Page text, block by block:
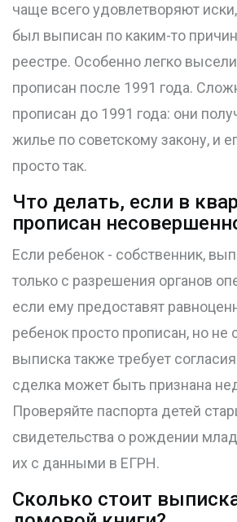
чаще всего удовлетворяют
был выписан по каким-то
реестре. Особенно легко
прописан после 1991 года.
прописан до 1991 года: они
жилье по советскому закону, и
просто так.
Что делать, если в
прописан
Если ребенок - собственник,
только с разрешения органов
если ему предоставят
ребенок просто прописан, но не
выписка также требует
сделка может быть признана
Проверяйте паспорта детей
свидетельства о рождении
их с данными в ЕГРН.
Сколько стоит